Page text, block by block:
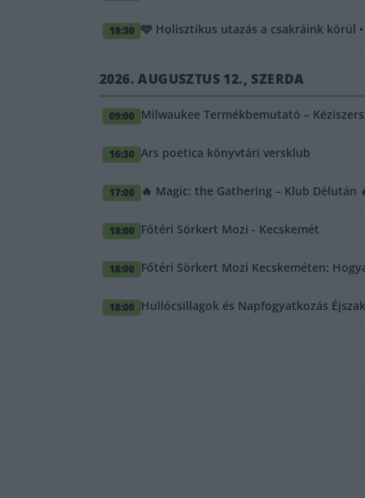
18:30 🩵 Holisztikus utazás a csakráink körül
2026. AUGUSZTUS 12., SZERDA
09:00 Milwaukee Termékbemutató –
16:30 Ars poetica könyvtári versklub
17:00 🔥 Magic: the Gathering – Klub Délután
18:00 Főtéri Sörkert Mozi - Kecskemét
18:00 Főtéri Sörkert Mozi Kecskeméten:
18:00 Hullócsillagok és Napfogyatkozás